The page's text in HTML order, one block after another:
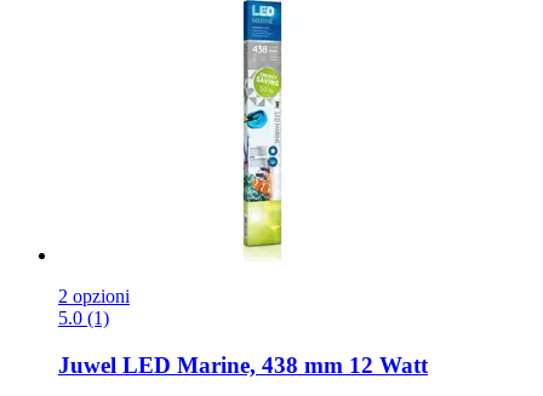
2 opzioni
5.0 (1)
Juwel LED Marine, 438 mm 12 Watt